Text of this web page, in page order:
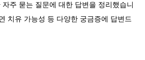
주 묻는 질문에 대한 답변을 정리했습니
치유 가능성 등 다양한 궁금증에 답변드